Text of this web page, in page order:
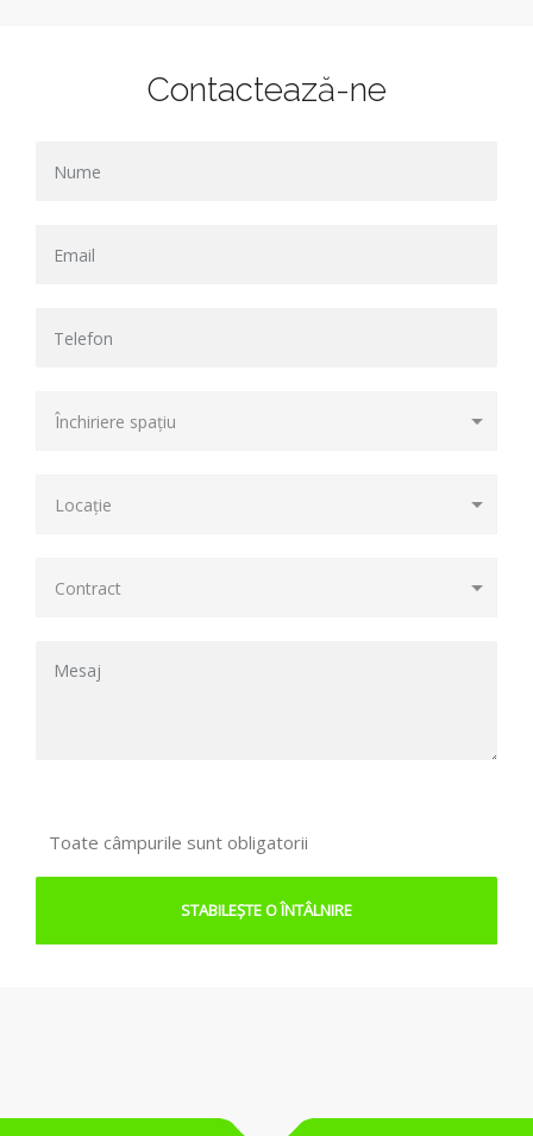
Contactează-ne
Toate câmpurile sunt obligatorii